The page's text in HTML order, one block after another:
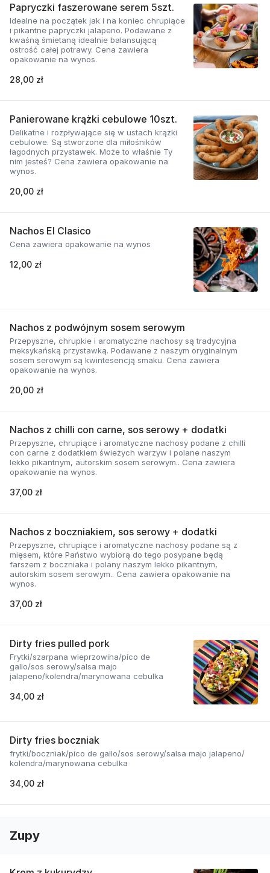
Papryczki faszerowane serem 5szt.
Idealne na początek jak i na koniec chrupiące
i pikantne papryczki jalapeno. Podawane z
kwaśną śmietaną idealnie balansującą
ostrość całej potrawy. Cena zawiera
opakowanie na wynos.
28,00 zł
Panierowane krążki cebulowe 10szt.
Delikatne i rozpływające się w ustach krążki
cebulowe. Są stworzone dla miłośników
łagodnych przystawek. Może to właśnie Ty
nim jesteś? Cena zawiera opakowanie na
wynos.
20,00 zł
Nachos El Clasico
Cena zawiera opakowanie na wynos
12,00 zł
Nachos z podwójnym sosem serowym
Przepyszne, chrupkie i aromatyczne nachosy są tradycyjna
meksykańską przystawką. Podawane z naszym oryginalnym
sosem serowym są kwintesencją smaku. Cena zawiera
opakowanie na wynos.
20,00 zł
Nachos z chilli con carne, sos serowy + dodatki
Przepyszne, chrupiące i aromatyczne nachosy podane z chilli
con carne z dodatkiem świeżych warzyw i polane naszym
lekko pikantnym, autorskim sosem serowym.. Cena zawiera
opakowanie na wynos.
37,00 zł
Nachos z boczniakiem, sos serowy + dodatki
Przepyszne, chrupiące i aromatyczne nachosy podane są z
mięsem, które Państwo wybiorą do tego posypane będą
farszem z boczniaka i polany naszym lekko pikantnym,
autorskim sosem serowym.. Cena zawiera opakowanie na
wynos.
37,00 zł
Dirty fries pulled pork
Frytki/szarpana wieprzowina/pico de
gallo/sos serowy/salsa majo
jalapeno/kolendra/marynowana cebulka
34,00 zł
Dirty fries boczniak
frytki/boczniak/pico de gallo/sos serowy/salsa majo jalapeno/
kolendra/marynowana cebulka
34,00 zł
Zupy